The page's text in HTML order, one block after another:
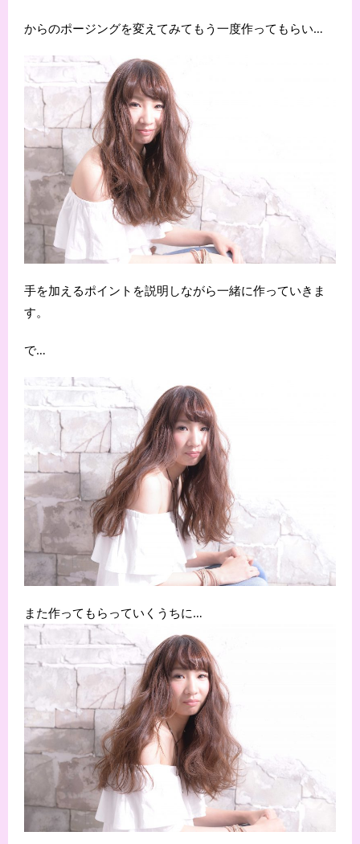
からのポージングを変えてみてもう一度作ってもらい…
手を加えるポイントを説明しながら一緒に作っていきま
す。
で…
また作ってもらっていくうちに…